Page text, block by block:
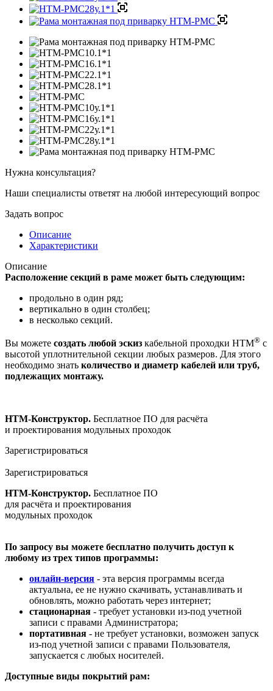
Нужна консультация?
Наши специалисты ответят на любой интересующий вопрос
Задать вопрос
Описание
Характеристики
Описание
Расположение секций в раме может быть следующим:
продольно в один ряд;
вертикально в один столбец;
в несколько секций.
Вы можете создать любой эскиз кабельной проходки НТМ® с
высотой уплотнительной секции любых размеров. Для этого
необходимо знать количество и диаметр кабелей или труб,
подлежащих монтажу.
HTM-Конструктор. Бесплатное ПО для расчёта
и проектирования модульных проходок
Зарегистрироваться
Зарегистрироваться
HTM-Конструктор. Бесплатное ПО
для расчёта и проектирования
модульных проходок
По запросу вы можете бесплатно получить доступ к
любому из трех типов программы:
онлайн-версия - эта версия программы всегда
актуальна, ее не нужно скачивать, устанавливать и
обновлять, можно работать через интернет;
стационарная - требует установки из-под учетной
записи с правами Администратора;
портативная - не требует установки, возможен запуск
из-под учетной записи с правами Пользователя,
запускается с любых носителей.
Доступные виды покрытий рам: